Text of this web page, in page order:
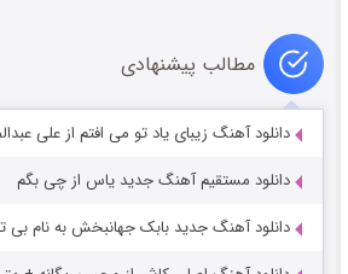
مطالب پیشنهادی
دانلود آهنگ زیبای یاد تو می افتم از علی
دانلود مستقیم آهنگ جدید یاس از چی بگم
دانلود آهنگ جدید بابک جهانبخش به نام بی